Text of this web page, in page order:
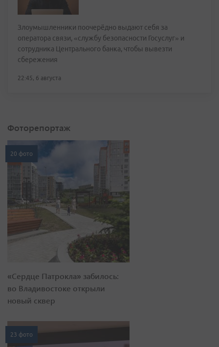
Злоумышленники поочерёдно выдают себя за
оператора связи, «службу безопасности Госуслуг» и
сотрудника Центрального банка, чтобы вывезти
сбережения
22:45, 6 августа
Фоторепортаж
20 фото
«Сердце Патрокла» забилось:
во Владивостоке открыли
новый сквер
23 фото